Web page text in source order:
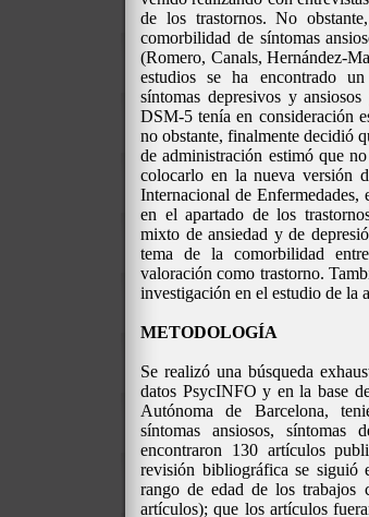
de los trastornos. No
comorbilidad de síntomas
(Romero, Canals, Hernández-
estudios se ha encontrado
síntomas depresivos y
DSM-5 tenía en consideración
no obstante, finalmente decidió
de administración estimó que
colocarlo en la nueva versión
Internacional de
en el apartado de los
mixto de ansiedad y de
tema de la comorbilidad
valoración como trastorno.
investigación en el estudio de la
METODOLOGÍA
Se realizó una búsqueda
datos PsycINFO y en la base
Autónoma de Barcelona,
síntomas ansiosos,
encontraron 130 artículos
revisión bibliográfica se siguió
rango de edad de los trabajos
artículos); que los artículos